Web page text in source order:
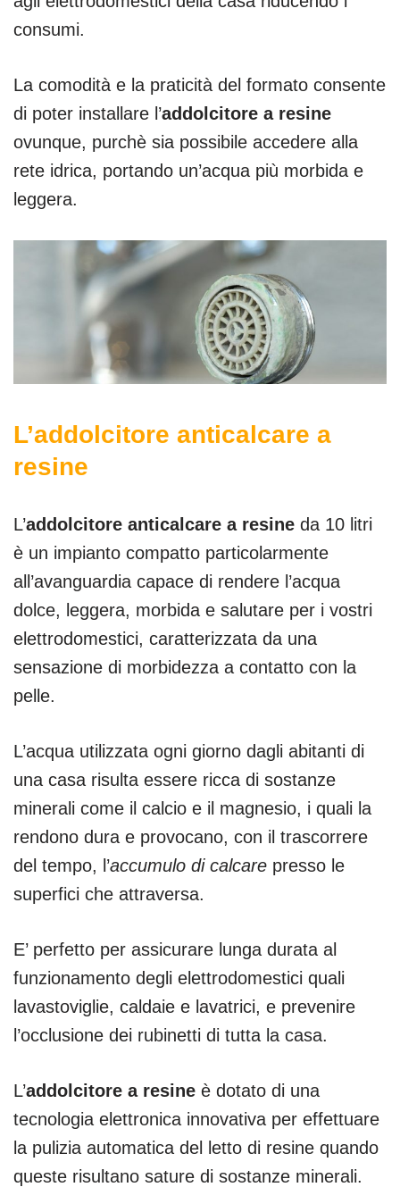
consumi.
La comodità e la praticità del formato consente
di poter installare l’addolcitore a resine
ovunque, purchè sia possibile accedere alla
rete idrica, portando un’acqua più morbida e
leggera.
L’addolcitore anticalcare a
resine
L’addolcitore anticalcare a resine da 10 litri
è un impianto compatto particolarmente
all’avanguardia capace di rendere l’acqua
dolce, leggera, morbida e salutare per i vostri
elettrodomestici, caratterizzata da una
sensazione di morbidezza a contatto con la
pelle.
L’acqua utilizzata ogni giorno dagli abitanti di
una casa risulta essere ricca di sostanze
minerali come il calcio e il magnesio, i quali la
rendono dura e provocano, con il trascorrere
del tempo, l’accumulo di calcare presso le
superfici che attraversa.
E’ perfetto per assicurare lunga durata al
funzionamento degli elettrodomestici quali
lavastoviglie, caldaie e lavatrici, e prevenire
l’occlusione dei rubinetti di tutta la casa.
L’addolcitore a resine è dotato di una
tecnologia elettronica innovativa per effettuare
la pulizia automatica del letto di resine quando
queste risultano sature di sostanze minerali.